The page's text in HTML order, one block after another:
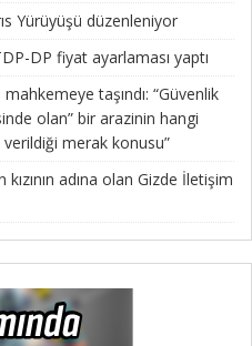
Yürüyüşü düzenleniyor
DP fiyat ayarlaması yaptı
taşındı: “Güvenlik
olan” bir arazinin hangi
merak konusu”
adına olan Gizde İletişim